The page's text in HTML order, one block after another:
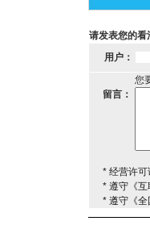
请发表您的看
用户：
您
留言：
* 经营许
* 遵守《互
* 遵守《全